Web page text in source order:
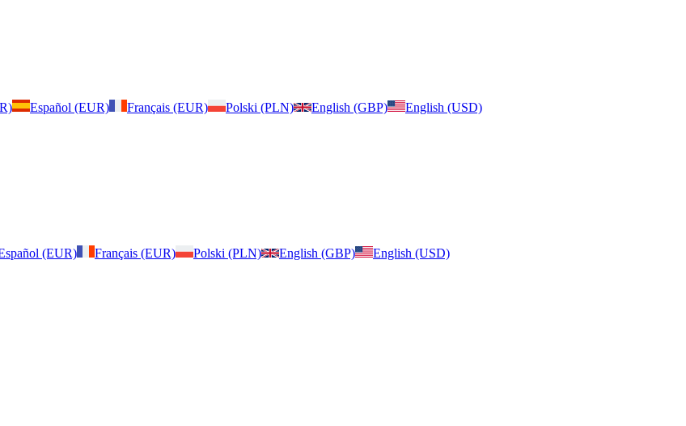
Español (EUR) Français (EUR) Polski (PLN) English (GBP) English (USD)
(EUR) Français (EUR) Polski (PLN) English (GBP)
English (USD)